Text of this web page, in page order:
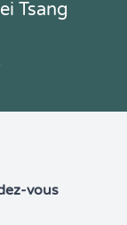
Tsang
vous